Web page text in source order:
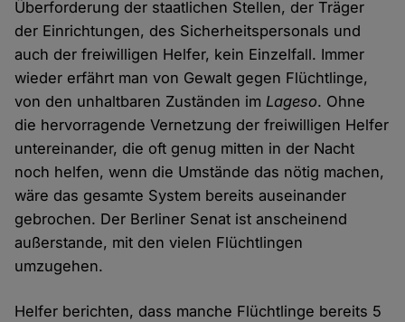
Überforderung der staatlichen Stellen, der Träger
der Einrichtungen, des Sicherheitspersonals und
auch der freiwilligen Helfer, kein Einzelfall. Immer
wieder erfährt man von Gewalt gegen Flüchtlinge,
von den unhaltbaren Zuständen imLageso. Ohne
die hervorragende Vernetzung der freiwilligen Helfer
untereinander, die oft genug mitten in der Nacht
noch helfen, wenn die Umstände das nötig machen,
wäre das gesamte System bereits auseinander
gebrochen. Der Berliner Senat ist anscheinend
außerstande, mit den vielen Flüchtlingen
umzugehen.
Helfer berichten, dass manche Flüchtlinge bereits 5